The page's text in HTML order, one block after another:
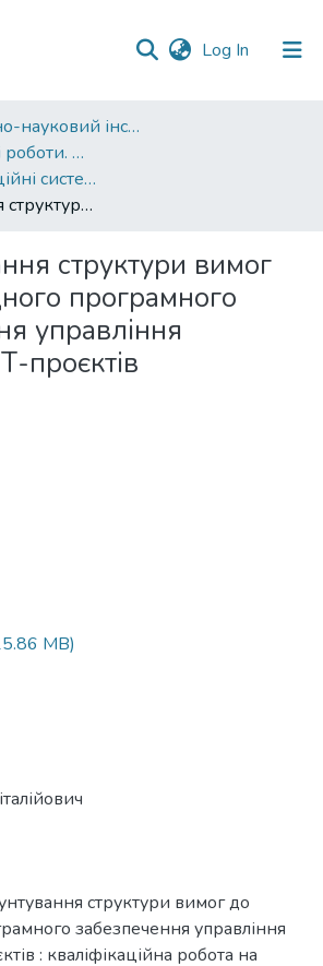
Log In (current)
Навчально-науковий інститут економіки, управління, права та інформаційних технологій
Кваліфікаційні роботи. ННІ економіки, управління, права та ІТ
126 «Інформаційні системи та технології» - Магістри 2024-2025
Обгрунтування структури вимог до прикладного програмного забезпечення управління ресурсами ІТ-проєктів
структури вимог
програмного
управління
проєктів
MB)
структури вимог до
забезпечення управління
: кваліфікаційна робота на